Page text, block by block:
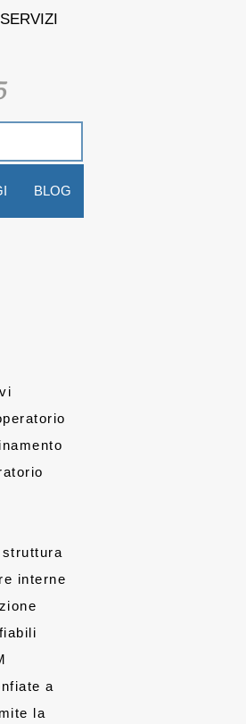
SERVIZI
BLOG
interne
a
la